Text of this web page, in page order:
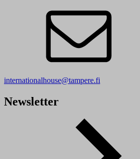
internationalhouse@tampere.fi
Newsletter